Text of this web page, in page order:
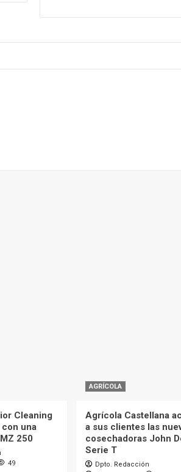
Cleaning
una
250
49
AGRÍCOLA
Agrícola Castellana
a sus clientes las
cosechadoras John
Serie T
Dpto. Redacción